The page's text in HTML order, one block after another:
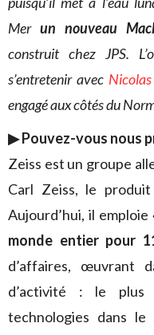
Merun nouveau
construit chez JPS.
s’entretenir avec
engagé aux côtés du
▶ Pouvez-vous nous
Zeiss est un groupe
Carl Zeiss, le
Aujourd’hui, il emploie
monde entier pour
d’affaires, œuvrant
d’activité : le
technologies dans le